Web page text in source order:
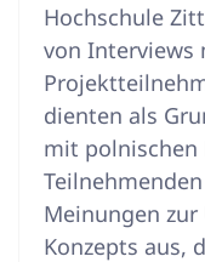
Hochschule
von Interviews
dienten als
mit polnischen
Meinungen zur
Konzepts aus,